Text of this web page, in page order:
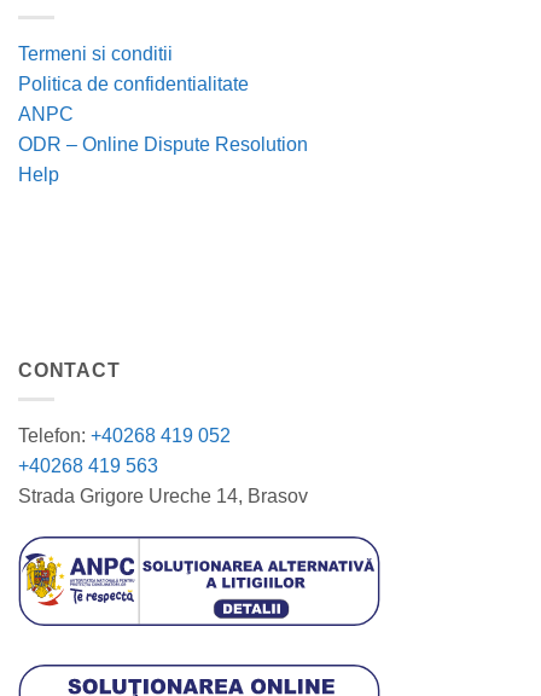
Termeni si conditii
Politica de confidentialitate
ANPC
ODR – Online Dispute Resolution
Help
CONTACT
Telefon: +40268 419 052
+40268 419 563
Strada Grigore Ureche 14, Brasov